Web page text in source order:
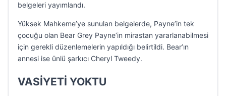
belgeleri yayımlandı.
Yüksek Mahkeme’ye sunulan belgelerde, Payne’in tek
çocuğu olan Bear Grey Payne’in mirastan yararlanabilmesi
için gerekli düzenlemelerin yapıldığı belirtildi. Bear’ın
annesi ise ünlü şarkıcı Cheryl Tweedy.
VASİYETİ YOKTU